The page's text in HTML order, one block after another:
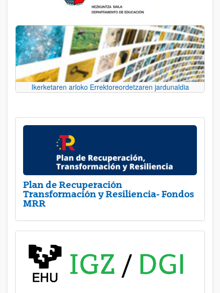
Ikerketaren arloko Errektoreordetzaren jardunaldia
Plan de Recuperación
Transformación y Resiliencia- Fondos
MRR